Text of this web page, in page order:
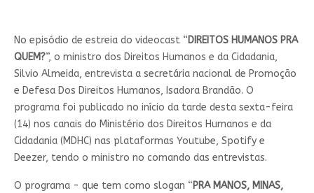
No episódio de estreia do videocast “DIREITOS HUMANOS PRA
QUEM?”, o ministro dos Direitos Humanos e da Cidadania,
Silvio Almeida, entrevista a secretária nacional de Promoção
e Defesa Dos Direitos Humanos, Isadora Brandão. O
programa foi publicado no início da tarde desta sexta-feira
(14) nos canais do Ministério dos Direitos Humanos e da
Cidadania (MDHC) nas plataformas Youtube, Spotify e
Deezer, tendo o ministro no comando das entrevistas.
O programa - que tem como slogan “PRA MANOS, MINAS,